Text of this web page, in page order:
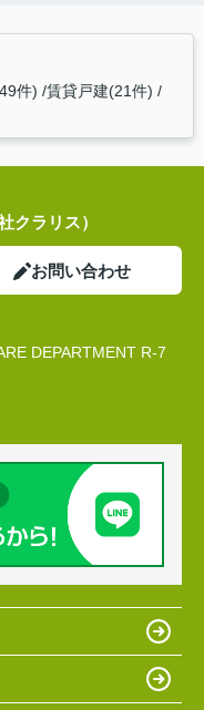
件) 賃貸戸建(21件)
クラリス）
お問い合わせ
DEPARTMENT R-7